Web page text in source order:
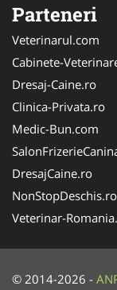
Parteneri
Veterinarul.com
Cabinete-
Dresaj-Caine.ro
Clinica-Privata.ro
Medic-Bun.com
DresajCaine.ro
NonStopDeschis.ro
Veterinar-
© 2014-2026 -